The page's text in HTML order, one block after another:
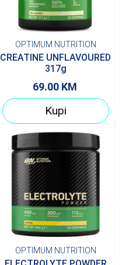
OPTIMUM NUTRITION
CREATINE UNFLAVOURED
317g
69.00 KM
Kupi
OPTIMUM NUTRITION